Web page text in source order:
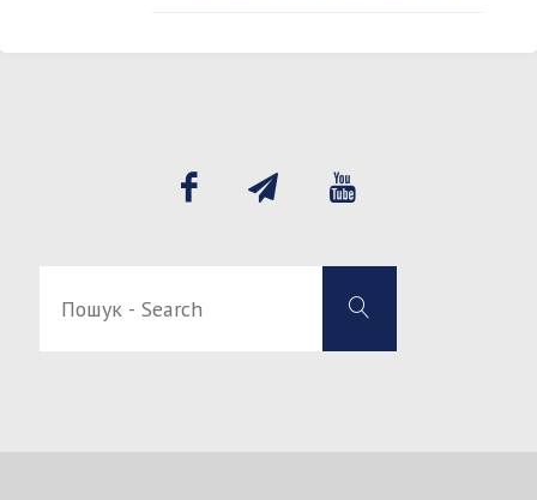
Search
Пошук
Search